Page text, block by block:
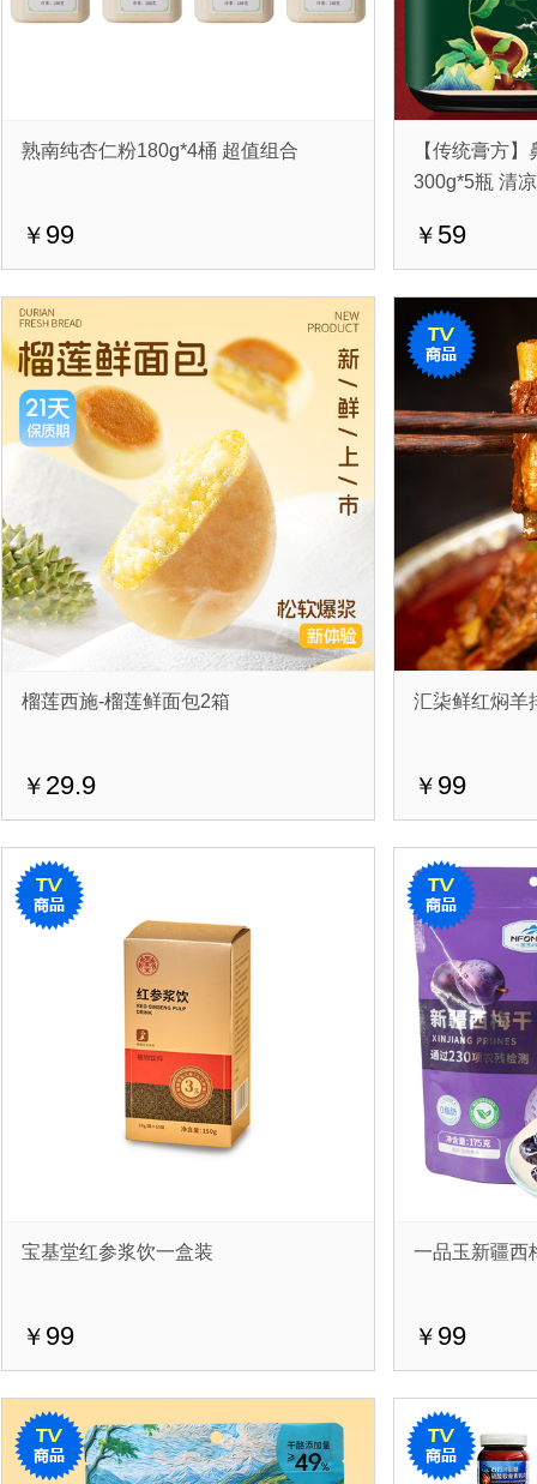
熟南纯杏仁粉180g*4桶 超值组合
￥ 99
【传统膏方
300g*5瓶 清
￥ 59
榴莲西施-榴莲鲜面包2箱
￥ 29.9
汇柒鲜红焖羊
￥ 99
宝基堂红参浆饮一盒装
￥ 99
一品玉新疆西
￥ 99